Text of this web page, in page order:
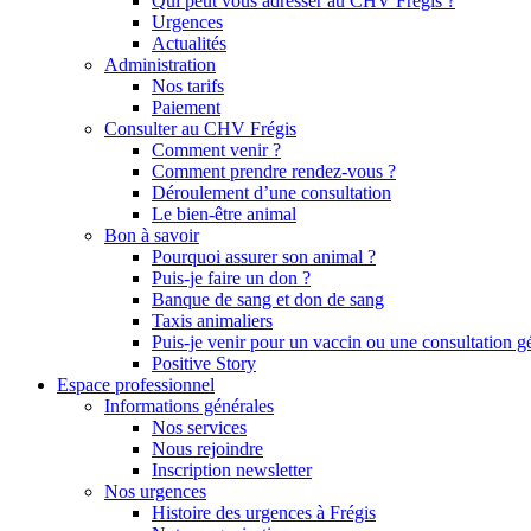
Urgences
Actualités
Administration
Nos tarifs
Paiement
Consulter au CHV Frégis
Comment venir ?
Comment prendre rendez-vous ?
Déroulement d’une consultation
Le bien-être animal
Bon à savoir
Pourquoi assurer son animal ?
Puis-je faire un don ?
Banque de sang et don de sang
Taxis animaliers
Puis-je venir pour un vaccin ou une consultation
Positive Story
Espace professionnel
Informations générales
Nos services
Nous rejoindre
Inscription newsletter
Nos urgences
Histoire des urgences à Frégis